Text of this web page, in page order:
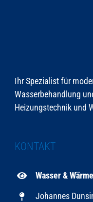
Ihr Spezialist für
Wasserbehandlung
Heizungstechnik und
KONTAKT
Wasser &
Johannes